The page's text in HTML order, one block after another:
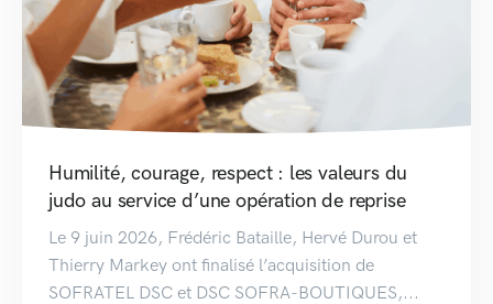
Humilité, courage, respect : les valeurs du
judo au service d’une opération de reprise
Le 9 juin 2026, Frédéric Bataille, Hervé Durou et
Thierry Markey ont finalisé l’acquisition de
SOFRATEL DSC et DSC SOFRA-BOUTIQUES,...